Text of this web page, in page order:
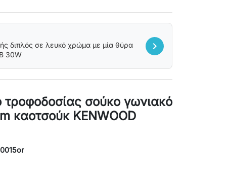
διπλός σε λευκό χρώμα με μία θύρα
30W
chevron_right
τροφοδοσίας σούκο γωνιακό
καοτσούκ KENWOOD